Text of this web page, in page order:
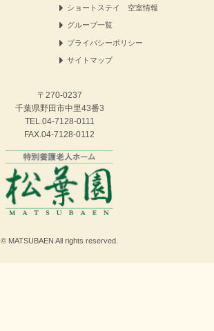
ショートステイ 空室情報
グループ一覧
プライバシーポリシー
サイトマップ
〒270-0237
千葉県野田市中里43番3
TEL.04-7128-0111
FAX.04-7128-0112
© MATSUBAEN All rights reserved.